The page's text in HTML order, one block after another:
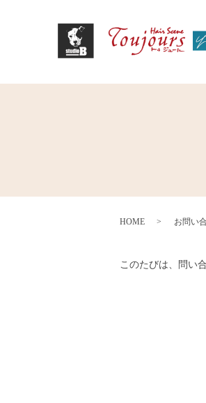
HOME お問い
このたびは、問い